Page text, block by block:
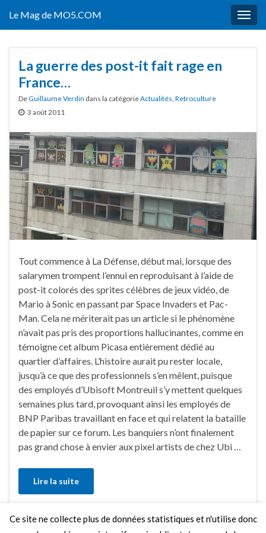
Le Mag de MO5.COM
La guerre des post-it fait rage en
France…
DeGuillaume Verdin dans la catégorieActualités, Retroculture
3 août 2011
Tout commence à La Défense, début mai, lorsque des
salarymen trompent l’ennui en reproduisant à l’aide de
post-it colorés des sprites célèbres de jeux vidéo, de
Mario à Sonic en passant par Space Invaders et Pac-
Man. Cela ne mériterait pas un article si le phénomène
n’avait pas pris des proportions hallucinantes, comme en
témoigne cet album Picasa entièrement dédié au
quartier d’affaires. L’histoire aurait pu rester locale,
jusqu’à ce que des professionnels s’en mêlent, puisque
des employés d’Ubisoft Montreuil s’y mettent quelques
semaines plus tard, provoquant ainsi les employés de
BNP Paribas travaillant en face et qui relatent la bataille
de papier sur ce forum. Les banquiers n’ont finalement
pas grand chose à envier aux pixel artists de chez Ubi …
Lire la suite
2 Commentaires
Ce site ne collecte plus de données statistiques et n'utilise donc